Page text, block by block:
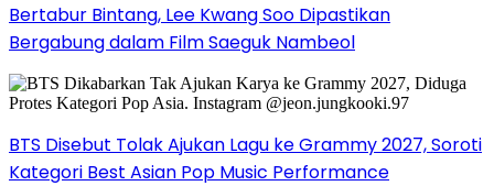
Bertabur Bintang, Lee Kwang Soo Dipastikan
Bergabung dalam Film Saeguk Nambeol
BTS Disebut Tolak Ajukan Lagu ke Grammy 2027, Soroti
Kategori Best Asian Pop Music Performance